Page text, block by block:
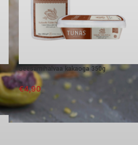
Seesamihalvaa kakaoga 350g
€4,90